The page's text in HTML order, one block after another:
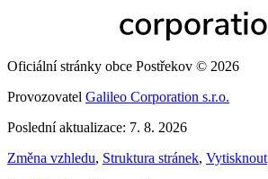
Oficiální stránky obce Postřekov © 2026
Provozovatel Galileo Corporation s.r.o.
Poslední aktualizace: 7. 8. 2026
Změna vzhledu, Struktura stránek, Vytisknout